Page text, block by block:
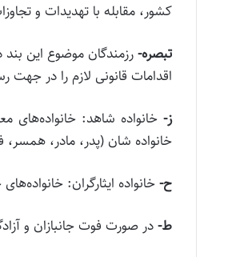
کشور، مقابله با تهدیدات و
تبصره‌-رزمندگان موضوع این
اقدامات قانونی لازم را در جهت
ز‌- خانواده شاهد: خانواده‌‌‌های
خانواده‌ شان (پدر، مادر، همسر،
ح‌-خانواده ایثارگران:
ط‌-در صورت فوت جانبازان و